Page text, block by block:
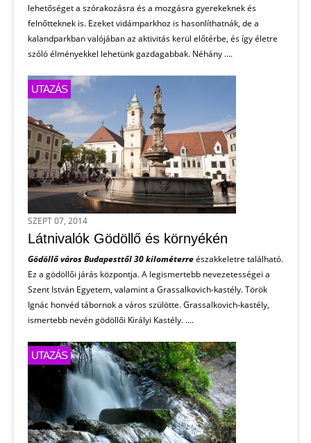
lehetőséget a szórakozásra és a mozgásra gyerekeknek és
felnőtteknek is. Ezeket vidámparkhoz is hasonlíthatnák, de a
kalandparkban valójában az aktivitás kerül előtérbe, és így életre
szóló élményekkel lehetünk gazdagabbak. Néhány ....
UTAZÁS
SZEPT 07, 2014
Látnivalók Gödöllő és környékén
Gödöllő város Budapesttől 30 kilométerreészakkeletre található.
Ez a gödöllői járás központja. A legismertebb nevezetességei a
Szent István Egyetem, valamint a Grassalkovich-kastély. Török
Ignác honvéd tábornok a város szülötte. Grassalkovich-kastély,
ismertebb nevén gödöllői Királyi Kastély. ....
UTAZÁS